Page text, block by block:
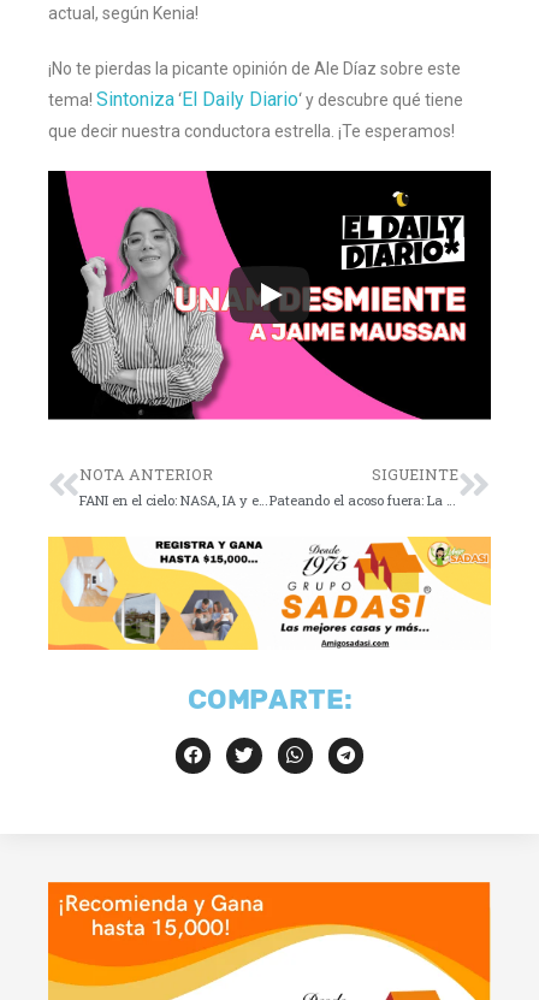
actual, según Kenia!
¡No te pierdas la picante opinión de Ale Díaz sobre este
tema! Sintoniza‘El Daily Diario‘ y descubre qué tiene
que decir nuestra conductora estrella. ¡Te esperamos!
NOTA ANTERIOR SIGUEINTE
COMPARTE: